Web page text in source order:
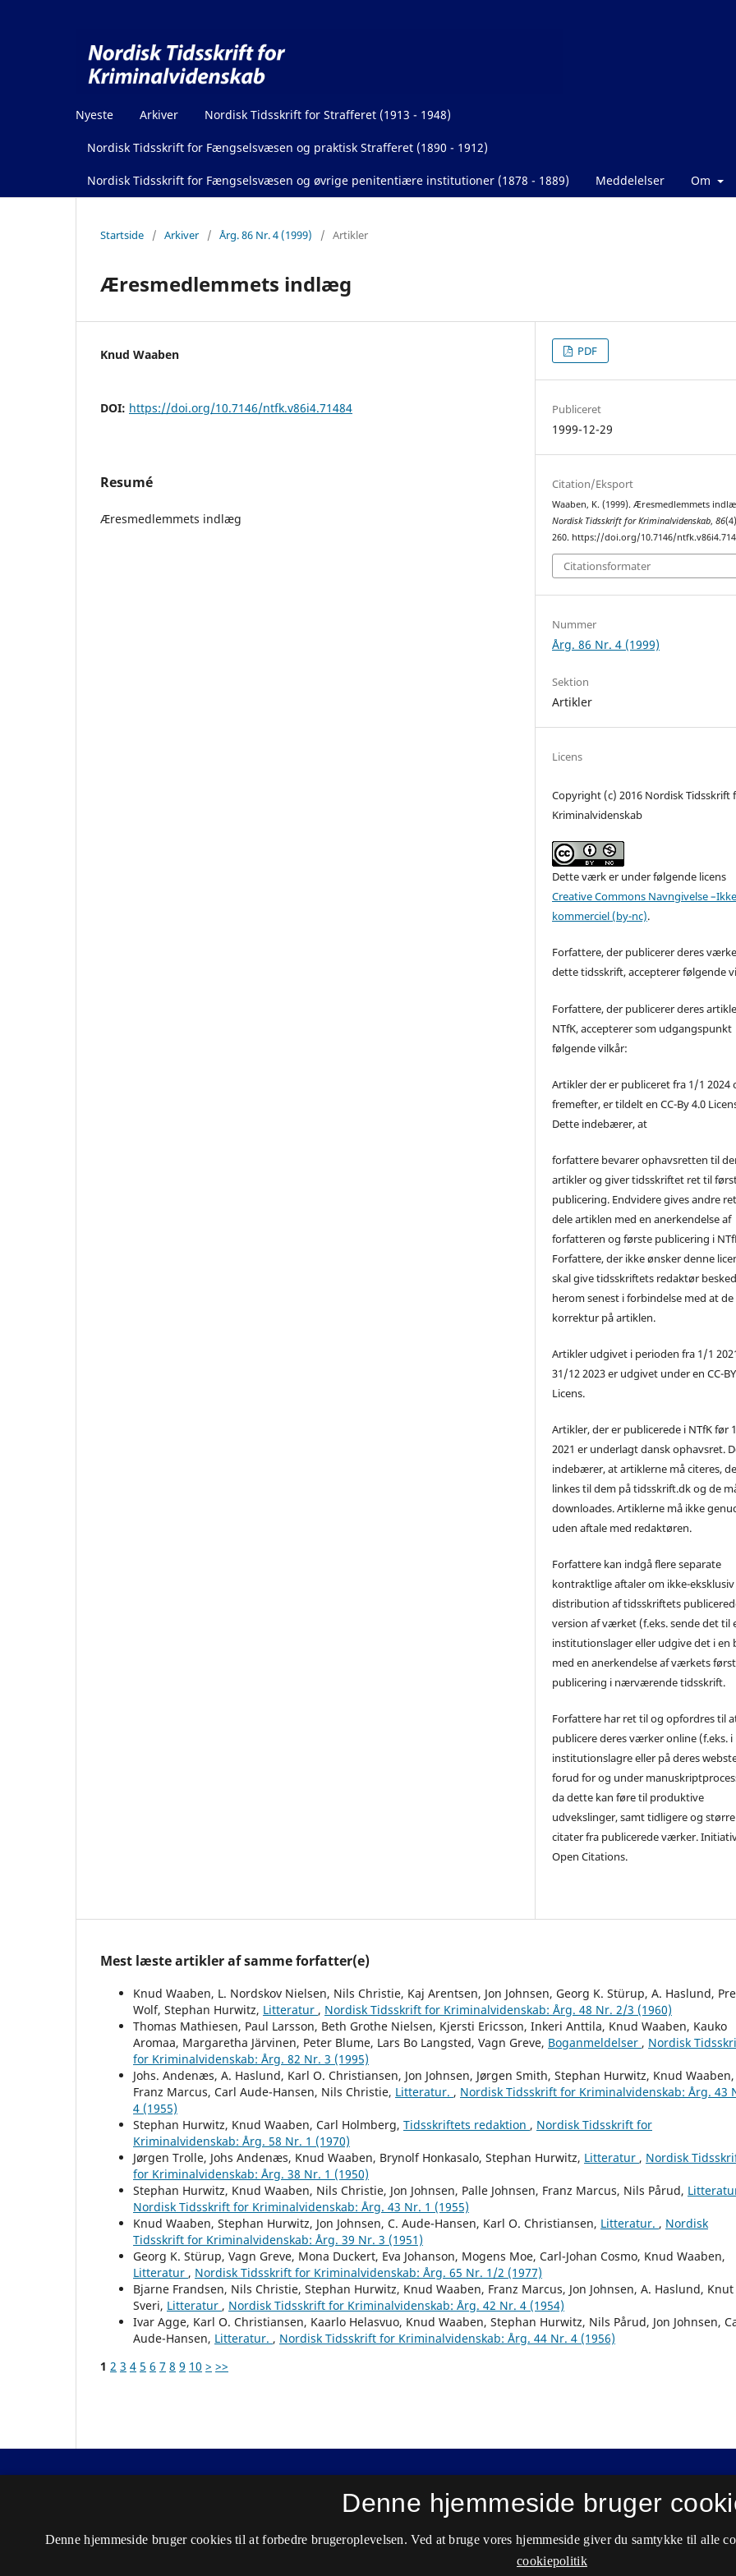
Nyeste Arkiver Nordisk Tidsskrift for Strafferet (1913 - 1948)
Nordisk Tidsskrift for Fængselsvæsen og praktisk Strafferet (1890 - 1912)
Nordisk Tidsskrift for Fængselsvæsen og øvrige penitentiære institutioner (1878 - 1889) Meddelelser Om
Startside / Arkiver / Årg. 86 Nr. 4 (1999) / Artikler
Æresmedlemmets indlæg
Knud Waaben
DOI: https://doi.org/10.7146/ntfk.v86i4.71484
Resumé
Æresmedlemmets indlæg
PDF
Publiceret
1999-12-29
Citation/Eksport
Waaben, K. (1999). Æresmedlemmets
Nordisk Tidsskrift for Kriminalvidenskab,86
260. https://doi.org/10.7146/
Citationsformater
Nummer
Årg. 86 Nr. 4 (1999)
Sektion
Artikler
Licens
Copyright (c) 2016 Nordisk Tidsskrift
Kriminalvidenskab
Dette værk er under følgende licens
Creative Commons Navngivelse
kommerciel (by-nc).
Forfattere, der publicerer deres
dette tidsskrift, accepterer følgende
Forfattere, der publicerer deres
NTfK, accepterer som udgangspunkt
følgende vilkår:
Artikler der er publiceret fra 1/1 2024
fremefter, er tildelt en CC-By 4.0
Dette indebærer, at
forfattere bevarer ophavsretten til
artikler og giver tidsskriftet ret til
publicering. Endvidere gives andre
dele artiklen med en anerkendelse af
forfatteren og første publicering i
Forfattere, der ikke ønsker denne
skal give tidsskriftets redaktør besked
herom senest i forbindelse med at
korrektur på artiklen.
Artikler udgivet i perioden fra 1/1
31/12 2023 er udgivet under en CC-
Licens.
Artikler, der er publicerede i NTfK før
2021 er underlagt dansk ophavsret.
indebærer, at artiklerne må citeres,
linkes til dem på tidsskrift.dk og de
downloades. Artiklerne må ikke
uden aftale med redaktøren.
Forfattere kan indgå flere separate
kontraktlige aftaler om ikke-eksklusiv
distribution af tidsskriftets
version af værket (f.eks. sende det til
institutionslager eller udgive det i en
med en anerkendelse af værkets
publicering i nærværende tidsskrift.
Forfattere har ret til og opfordres til
publicere deres værker online (f.eks. i
institutionslagre eller på deres
forud for og under
da dette kan føre til produktive
udvekslinger, samt tidligere og større
citater fra publicerede værker.
Open Citations.
Mest læste artikler af samme forfatter(e)
Knud Waaben, L. Nordskov Nielsen, Nils Christie, Kaj Arentsen, Jon Johnsen, Georg K. Stürup, A. Haslund,
Wolf, Stephan Hurwitz, Litteratur , Nordisk Tidsskrift for Kriminalvidenskab: Årg. 48 Nr. 2/3 (1960)
Thomas Mathiesen, Paul Larsson, Beth Grothe Nielsen, Kjersti Ericsson, Inkeri Anttila, Knud Waaben, Kauko
Aromaa, Margaretha Järvinen, Peter Blume, Lars Bo Langsted, Vagn Greve, Boganmeldelser , Nordisk
for Kriminalvidenskab: Årg. 82 Nr. 3 (1995)
Johs. Andenæs, A. Haslund, Karl O. Christiansen, Jon Johnsen, Jørgen Smith, Stephan Hurwitz, Knud Waaben,
Franz Marcus, Carl Aude-Hansen, Nils Christie, Litteratur. , Nordisk Tidsskrift for Kriminalvidenskab: Årg. 43
4 (1955)
Stephan Hurwitz, Knud Waaben, Carl Holmberg, Tidsskriftets redaktion , Nordisk Tidsskrift for
Kriminalvidenskab: Årg. 58 Nr. 1 (1970)
Jørgen Trolle, Johs Andenæs, Knud Waaben, Brynolf Honkasalo, Stephan Hurwitz, Litteratur , Nordisk
for Kriminalvidenskab: Årg. 38 Nr. 1 (1950)
Stephan Hurwitz, Knud Waaben, Nils Christie, Jon Johnsen, Palle Johnsen, Franz Marcus, Nils Pårud,
Nordisk Tidsskrift for Kriminalvidenskab: Årg. 43 Nr. 1 (1955)
Knud Waaben, Stephan Hurwitz, Jon Johnsen, C. Aude-Hansen, Karl O. Christiansen, Litteratur. , Nordisk
Tidsskrift for Kriminalvidenskab: Årg. 39 Nr. 3 (1951)
Georg K. Stürup, Vagn Greve, Mona Duckert, Eva Johanson, Mogens Moe, Carl-Johan Cosmo, Knud Waaben,
Litteratur , Nordisk Tidsskrift for Kriminalvidenskab: Årg. 65 Nr. 1/2 (1977)
Bjarne Frandsen, Nils Christie, Stephan Hurwitz, Knud Waaben, Franz Marcus, Jon Johnsen, A. Haslund, Knut
Sveri, Litteratur , Nordisk Tidsskrift for Kriminalvidenskab: Årg. 42 Nr. 4 (1954)
Ivar Agge, Karl O. Christiansen, Kaarlo Helasvuo, Knud Waaben, Stephan Hurwitz, Nils Pårud, Jon Johnsen,
Aude-Hansen, Litteratur. , Nordisk Tidsskrift for Kriminalvidenskab: Årg. 44 Nr. 4 (1956)
1 2 3 4 5 6 7 8 9 10 > >>
Nordisk Tidsskrift for Kriminalvidenskab
ISSN 2446-3051 (Online)
Denne hjemmeside bruger
Denne hjemmeside bruger cookies til at forbedre brugeroplevelsen. Ved at bruge vores hjemmeside giver du samtykke til alle
cookiepolitik